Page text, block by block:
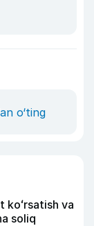
o‘ting
koʻrsatish va
soliq